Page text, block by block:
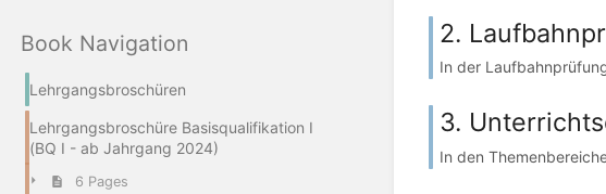
Book Navigation
Lehrgangsbroschüren
Lehrgangsbroschüre Basisqualifikation I
(BQ I - ab Jahrgang 2024)
6 Pages
2.
In der
3.
In den